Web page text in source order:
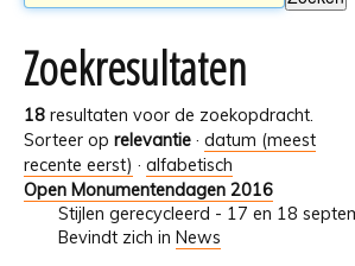
Zoekresultaten
18 resultaten voor de zoekopdracht.
Sorteer op relevantie · datum (meest
recente eerst) · alfabetisch
Open Monumentendagen 2016
Stijlen gerecycleerd - 17 en 18
Bevindt zich in News